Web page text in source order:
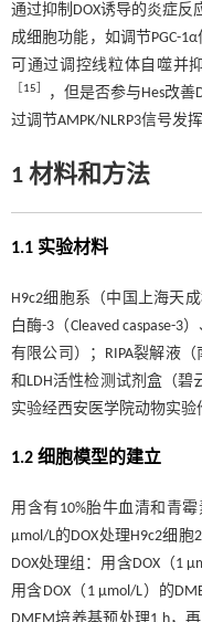
通过抑制DOX诱导的炎症
成细胞功能，如调节PGC-
可通过调控线粒体自噬并
15
，但是否参与Hes改
过调节AMPK/NLRP3信号发
1 材料和方法
1.1 实验材料
H9c2细胞系（中国上海天
白酶-3（Cleaved caspase-3
有限公司）；RIPA裂解液
和LDH活性检测试剂盒（
实验经西安医学院动物实验
1.2 细胞模型的建立
用含有10%胎牛血清和青
μmol/L的DOX处理H9c2细胞
DOX处理组：用含DOX（1
用含DOX（1 μmol/L）的